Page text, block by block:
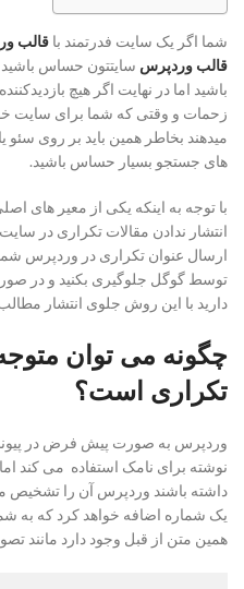
شما اگر یک سایت فدرتمند با قالب
قالب وردپرس سایتتون حساس
باشید اما در نهایت اگر هیچ
زحمات و وقتی که شما برای سایت
میدهند بخاطر همین باید بر روی سئو
های جستجو بسیار حساس باشید.
با توجه به اینکه یکی از معیر های
انتشار ندادن مقالات تکراری در
ارسال عنوان تکراری در وردپرس
توسط گوگل جلوگیری بکنید و در
دارید با این روش جلوی انتشار
چگونه می توان
تکراری است؟
وردپرس به صورت پیش فرض در
نوشته برای نامک استفاده می کند
داشته باشند وردپرس آن را تشخیص
یک شماره اضافه خواهد کرد که به
همین متن از قبل وجود دارد مانند